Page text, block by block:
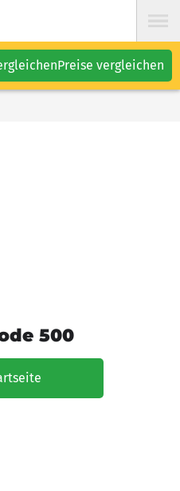
Preise vergleichen
500